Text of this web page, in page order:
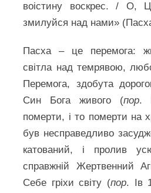
воістину воскрес. / О,
змилуйся над нами»
Пасха – це перемога:
світла над темрявою,
Перемога, здобута
Син Бога живого (пор.
померти, і то померти на
був несправедливо
катований, і пролив
справжній Жертвенний
Себе гріхи світу (пор. Ів